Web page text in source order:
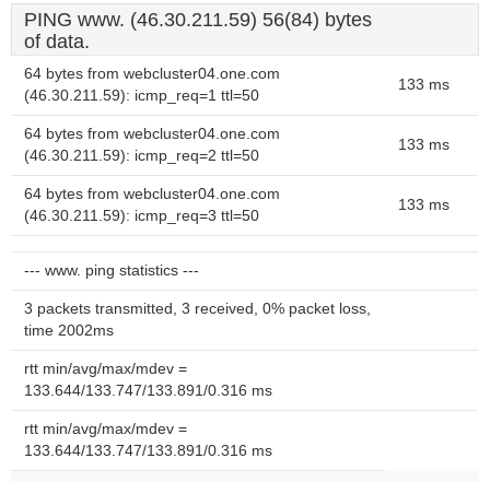
PING www. (46.30.211.59) 56(84) bytes
of data.
64 bytes from webcluster04.one.com
(46.30.211.59): icmp_req=1 ttl=50
133 ms
64 bytes from webcluster04.one.com
(46.30.211.59): icmp_req=2 ttl=50
133 ms
64 bytes from webcluster04.one.com
(46.30.211.59): icmp_req=3 ttl=50
133 ms
--- www. ping statistics ---
3 packets transmitted, 3 received, 0% packet loss,
time 2002ms
rtt min/avg/max/mdev =
133.644/133.747/133.891/0.316 ms
rtt min/avg/max/mdev =
133.644/133.747/133.891/0.316 ms